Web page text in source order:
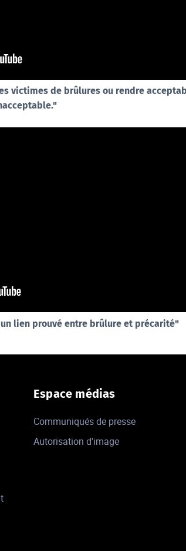
victimes de brûlures ou rendre
lien prouvé entre brûlure et précarité"
Espace médias
Communiqués de presse
Autorisation d'image